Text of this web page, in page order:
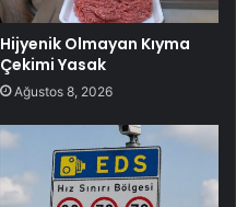
Hijyenik Olmayan Kıyma
Çekimi Yasak
Ağustos 8, 2026